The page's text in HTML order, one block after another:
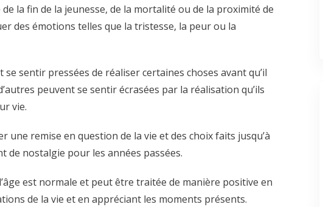
la fin de la jeunesse, de la mortalité ou de la proximité de
des émotions telles que la tristesse, la peur ou la
sentir pressées de réaliser certaines choses avant qu’il
peuvent se sentir écrasées par la réalisation qu’ils
vie.
une remise en question de la vie et des choix faits jusqu’à
de nostalgie pour les années passées.
est normale et peut être traitée de manière positive en
de la vie et en appréciant les moments présents.